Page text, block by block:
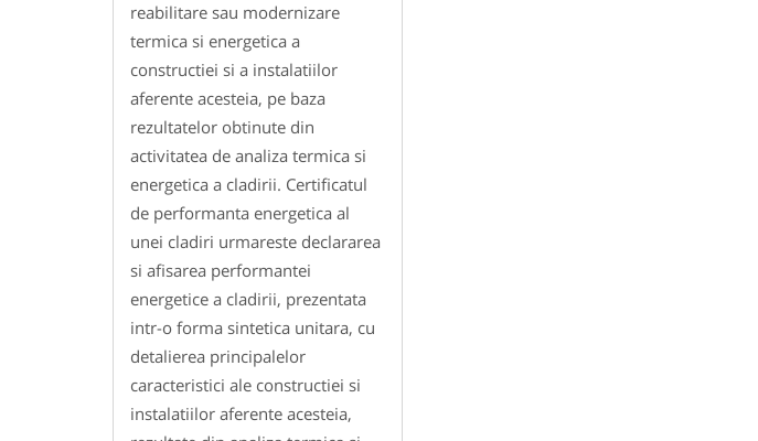
reabilitare sau modernizare
termica si energetica a
constructiei si a instalatiilor
aferente acesteia, pe baza
rezultatelor obtinute din
activitatea de analiza termica si
energetica a cladirii. Certificatul
de performanta energetica al
unei cladiri urmareste declararea
si afisarea performantei
energetice a cladirii, prezentata
intr-o forma sintetica unitara, cu
detalierea principalelor
caracteristici ale constructiei si
instalatiilor aferente acesteia,